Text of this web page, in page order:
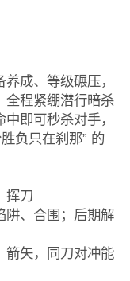
成、等级碾压，
全程紧绷潜行暗杀
即可秒杀对手，
负只在刹那” 的
挥刀
阱、合围；后期解
箭矢，同刀对冲能